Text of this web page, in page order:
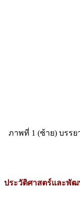
ภาพที่ 1 (ซ้าย) บรร
ประวัติศาสตร์และพัฒ